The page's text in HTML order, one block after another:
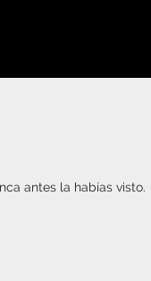
antes la habías visto.